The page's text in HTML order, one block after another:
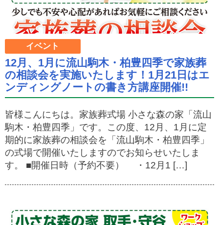
イベント
12月、1月に流山駒木・柏豊四季で家族葬
の相談会を実施いたします！1月21日はエ
ンディングノートの書き方講座開催!!
皆様こんにちは。家族葬式場 小さな森の家「流山
駒木・柏豊四季」です。この度、12月、1月に定
期的に家族葬の相談会を「流山駒木・柏豊四季」
の式場で開催いたしますのでお知らせいたしま
す。 ■開催日時（予約不要） ・12月1 […]